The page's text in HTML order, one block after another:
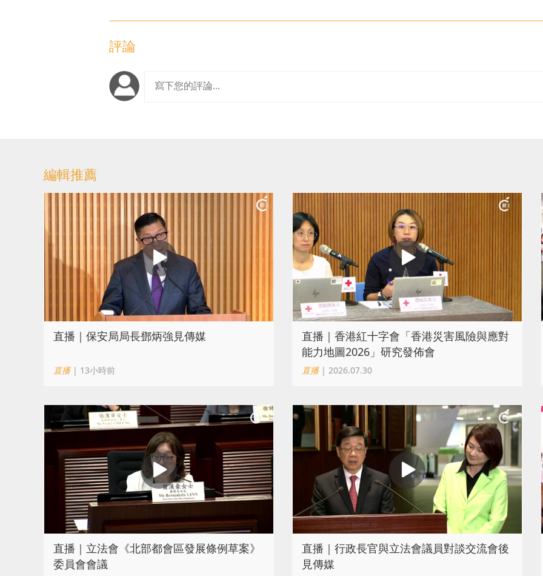
評論
編輯推薦
直播｜保安局局長鄧炳強見傳媒
直播| 13小時前
直播｜香港紅十字會「香港災害風險與應對
能力地圖2026」研究發佈會
直播| 2026.07.30
直播｜立法會《北部都會區發展條例草案》
委員會會議
直播｜行政長官與立法會議員對談交流會後
見傳媒